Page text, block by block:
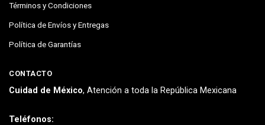
Términos y Condiciones
Política de Envíos y Entregas
Política de Garantías
CONTACTO
Cuidad de México, Atención a toda la República Mexicana
Teléfonos: